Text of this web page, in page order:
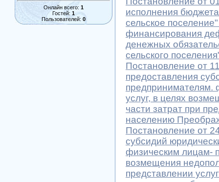
Онлайн всего: 1
Гостей: 1
Пользователей: 0
исполнения
сельское
финансирования
денежных
сельского
Постановление от
предоставления
предпринимателям.
услуг, в целях
части затрат при
населению
Постановление от
субсидий
физическим лицам-
возмещения
представлении